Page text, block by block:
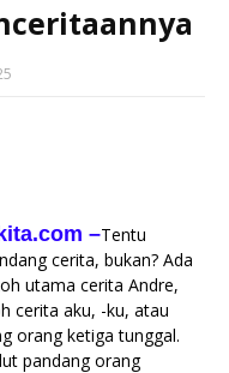
–Tentu
cerita, bukan? Ada
utama cerita Andre,
cerita aku, -ku, atau
orang ketiga tunggal.
pandang orang